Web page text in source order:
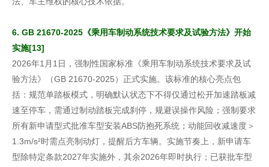
6. GB 21670-2025《乘用车制动系统技术要求及试验方法》开始
实施[13]
2026年1月1日，强制性国家标准《乘用车制动系统技术要求及试
验方法》（GB 21670-2025）正式实施。该标准的核心亮点包
括：规范单踏板模式，明确默认状态下不得仅通过松开加速踏板减
速至停车，需通过制动踏板完成刹停，规避误操作风险；强制要求
所有新申请型式批准车型安装ABS防抱死系统；动能回收减速度＞
1.3m/s²时需点亮制动灯，提醒后方车辆。实施节奏上，新申请车
型除特定条款2027年实施外，其余2026年即时执行；已获批车型